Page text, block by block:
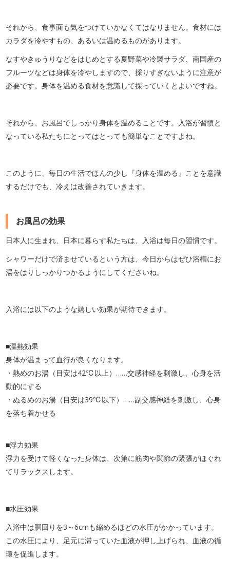
それから、食事面も気をつけていかなくてはなりません。食材には
カラダを冷やすもの、あるいは温めるものがあります。
なすやきゅうりなどをはじめとする夏野菜や冷製サラダ、南国産の
フルーツなどは身体を冷やしますので、採りすぎないように注意が
必要です。身体を温める食材を意識して採っていくとよいですね。
それから、お風呂でしっかり身体を温めることです。入浴が習慣と
なっている私たちにとってはとっても簡単なことですよね。
このように、毎日の生活でほんの少し『身体を温める』ことを意識
するだけでも、冷えは改善されていきます。
お風呂の効果
日本人に生まれ、日本に暮らす私たちは、入浴は毎日の習慣です。
シャワーだけで済ませているという方は、今日からはぜひ浴槽にお
湯をはりしっかりつかるようにしてくださいね。
入浴には以下のような嬉しい効果が期待できます。
■温熱効果
身体が温まって血行が良くなります。
・熱めのお湯（目安は42℃以上）……交感神経を刺激し、心身を活
動的にする
・ぬるめのお湯（目安は39℃以下）……副交感神経を刺激し、心身
を落ち着かせる
■浮力効果
浮力を受けて軽くなった身体は、次第に筋肉や関節の緊張がほぐれ
てリラックスします。
■水圧効果
入浴中は胴回りを3～6cmも縮めるほどの水圧がかかっています。
この水圧により、足元に滞っていた血液が押し上げられ、血液の循
環を促進します。